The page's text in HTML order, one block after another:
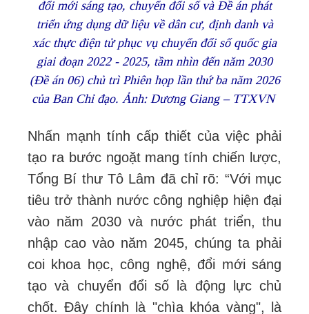
đổi mới sáng tạo, chuyển đổi số và Đề án phát
triển ứng dụng dữ liệu về dân cư, định danh và
xác thực điện tử phục vụ chuyển đổi số quốc gia
giai đoạn 2022 - 2025, tầm nhìn đến năm 2030
(Đề án 06) chủ trì Phiên họp lần thứ ba năm 2026
của Ban Chỉ đạo. Ảnh: Dương Giang – TTXVN
Nhấn mạnh tính cấp thiết của việc phải
tạo ra bước ngoặt mang tính chiến lược,
Tổng Bí thư Tô Lâm đã chỉ rõ: “Với mục
tiêu trở thành nước công nghiệp hiện đại
vào năm 2030 và nước phát triển, thu
nhập cao vào năm 2045, chúng ta phải
coi khoa học, công nghệ, đổi mới sáng
tạo và chuyển đổi số là động lực chủ
chốt. Đây chính là "chìa khóa vàng", là